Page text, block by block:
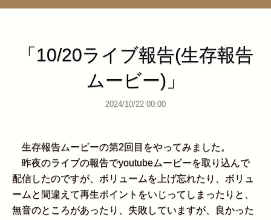
「10/20ライブ報告(生存報告
ムービー)」
2024/10/22 00:00
生存報告ムービーの第2回目をやってみました。
昨夜のライブの報告でyoutubeムービーを取り込んで
配信したのですが、ボリュームを上げ忘れたり、ボリュ
ームと間違えて再生ポイントをいじってしまったりと、
無音のところがあったり、失敗していますが、良かった